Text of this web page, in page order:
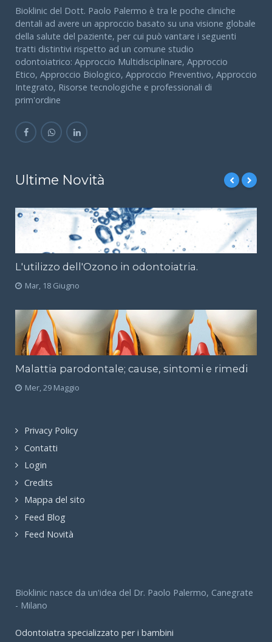
Bioklinic del Dott. Paolo Palermo è tra le poche cliniche
dentali ad avere un approccio basato su una visione globale
della salute del paziente, per cui può vantare i seguenti
tratti distintivi rispetto ad un comune studio
odontoiatrico: Approccio Multidisciplinare, Approccio
Etico, Approccio Biologico, Approccio Preventivo, Approccio
Integrato, Risorse tecnologiche e professionali di
prim'ordine
Ultime Novità
L'utilizzo dell'Ozono in odontoiatria.
Mar, 18 Giugno
Malattia parodontale; cause, sintomi e rimedi
Mer, 29 Maggio
Privacy Policy
Contatti
Login
Credits
Mappa del sito
Feed Blog
Feed Novità
Bioklinic nasce da un'idea del Dr. Paolo Palermo, Canegrate
- Milano
Odontoiatra specializzato per i bambini